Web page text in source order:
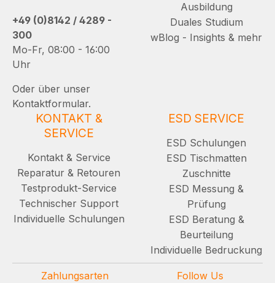
+49 (0)8142 / 4289 -
300
Mo-Fr, 08:00 - 16:00
Uhr
Oder über unser
Kontaktformular.
Ausbildung
Duales Studium
wBlog - Insights & mehr
KONTAKT &
SERVICE
Kontakt & Service
Reparatur & Retouren
Testprodukt-Service
Technischer Support
Individuelle Schulungen
ESD SERVICE
ESD Schulungen
ESD Tischmatten
Zuschnitte
ESD Messung &
Prüfung
ESD Beratung &
Beurteilung
Individuelle Bedruckung
Zahlungsarten Follow Us